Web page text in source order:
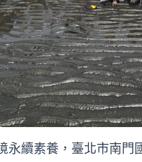
永續素養，臺北市南